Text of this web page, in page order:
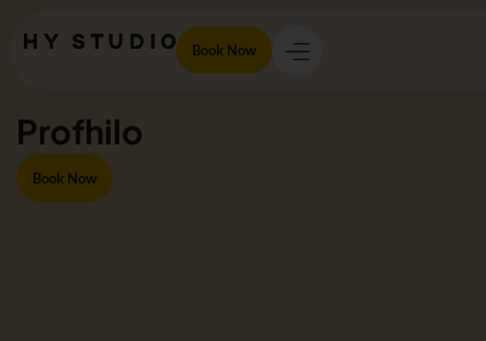
Book Now
Profhilo
Book Now